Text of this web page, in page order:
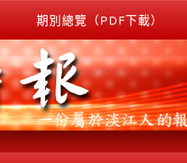
期別總覽（PDF下載）